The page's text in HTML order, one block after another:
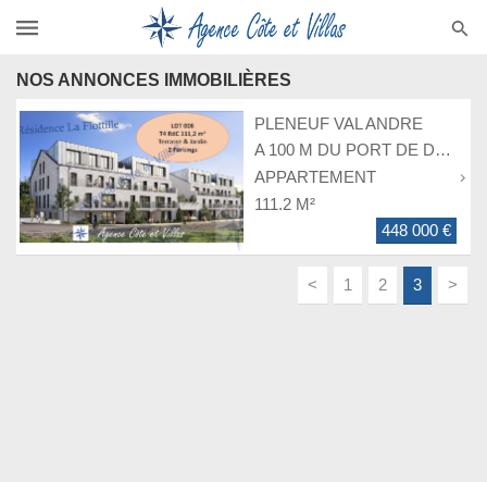
NOS ANNONCES IMMOBILIÈRES
PLENEUF VAL ANDRE
A 100 M DU PORT DE DAHOUËT
APPARTEMENT
111.2 M²
448 000 €
< 1 2 3 >